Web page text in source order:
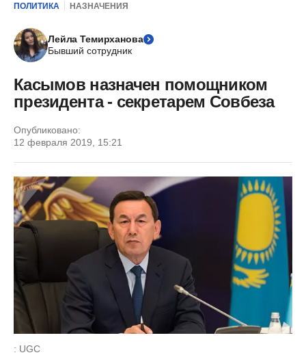
ПОЛИТИКА НАЗНАЧЕНИЯ
Лейла Темирханова
Бывший сотрудник
Касымов назначен помощником
президента - секретарем Совбеза
Опубликовано:
12 февраля 2019, 15:21
: UGC